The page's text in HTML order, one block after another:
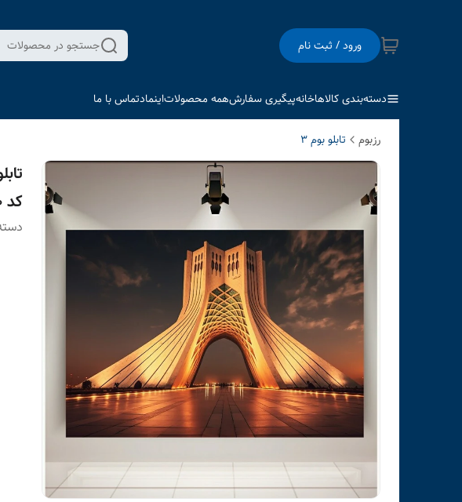
ورود / ثبت نام جستجو در محصولات
دسته‌بندی کالاهاخانهپیگیری سفارشهمه محصولاتاینمادتماس با ما
رزبوم تابلو بوم 3
کد 10070